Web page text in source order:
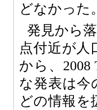
どなかった。
発見から
点付近が
から、
な発表は今
どの情報を